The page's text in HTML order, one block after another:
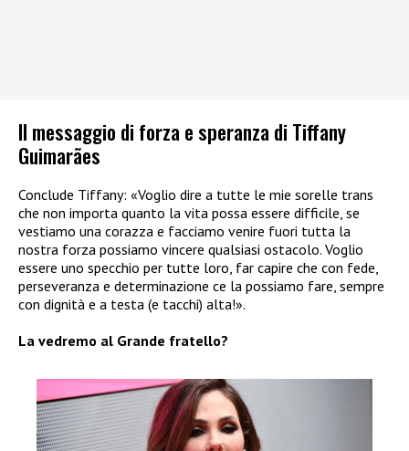
Il messaggio di forza e speranza di Tiffany
Guimarães
Conclude Tiffany: «Voglio dire a tutte le mie sorelle trans
che non importa quanto la vita possa essere difficile, se
vestiamo una corazza e facciamo venire fuori tutta la
nostra forza possiamo vincere qualsiasi ostacolo. Voglio
essere uno specchio per tutte loro, far capire che con fede,
perseveranza e determinazione ce la possiamo fare, sempre
con dignità e a testa (e tacchi) alta!».
La vedremo al Grande fratello?